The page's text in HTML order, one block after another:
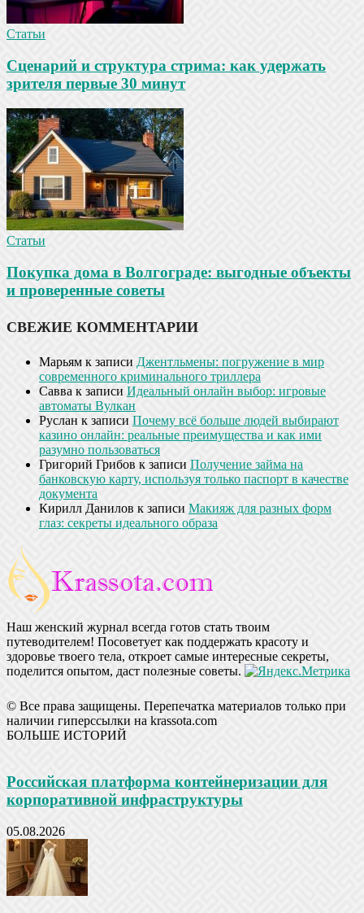
Статьи
Сценарий и структура стрима: как удержать
зрителя первые 30 минут
Статьи
Покупка дома в Волгограде: выгодные объекты
и проверенные советы
СВЕЖИЕ КОММЕНТАРИИ
Марьям к записи Джентльмены: погружение в мир
современного криминального триллера
Савва к записи Идеальный онлайн выбор: игровые
автоматы Вулкан
Руслан к записи Почему всё больше людей выбирают
казино онлайн: реальные преимущества и как ими
разумно пользоваться
Григорий Грибов к записи Получение займа на
банковскую карту, используя только паспорт в качестве
документа
Кирилл Данилов к записи Макияж для разных форм
глаз: секреты идеального образа
Наш женский журнал всегда готов стать твоим
путеводителем! Посоветует как поддержать красоту и
здоровье твоего тела, откроет самые интересные секреты,
поделится опытом, даст полезные советы.
© Все права защищены. Перепечатка материалов только при
наличии гиперссылки на krassota.com
БОЛЬШЕ ИСТОРИЙ
Российская платформа контейнеризации для
корпоративной инфраструктуры
05.08.2026